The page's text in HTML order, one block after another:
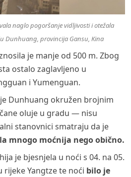
naglo pogoršanje vidljivosti i otežala
Dunhuang, provincija Gansu, Kina
je manje od 500 m. Zbog
ostalo zaglavljeno u
i Yumenguan.
Dunhuang okružen brojnim
oluje u gradu — nisu
stanovnici smatraju da je
mnogo moćnija nego obično.
je bjesnjela u noći s 04. na 05.
rijeke Yangtze te noći bilo je